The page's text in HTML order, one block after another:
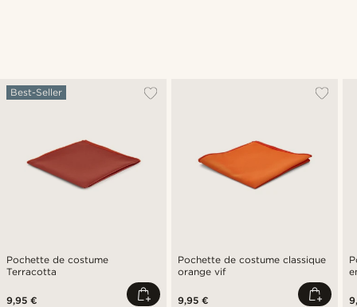
Pochette de costume
Terracotta
Best-Seller
9,95 €
Pochette de costume classique
orange vif
9,95 €